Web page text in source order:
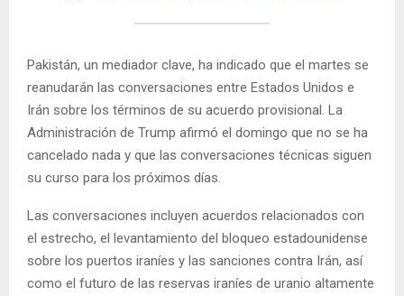
Pakistán, un mediador clave, ha indicado que el martes se
reanudarán las conversaciones entre Estados Unidos e
Irán sobre los términos de su acuerdo provisional. La
Administración de Trump afirmó el domingo que no se ha
cancelado nada y que las conversaciones técnicas siguen
su curso para los próximos días.
Las conversaciones incluyen acuerdos relacionados con
el estrecho, el levantamiento del bloqueo estadounidense
sobre los puertos iraníes y las sanciones contra Irán, así
como el futuro de las reservas iraníes de uranio altamente